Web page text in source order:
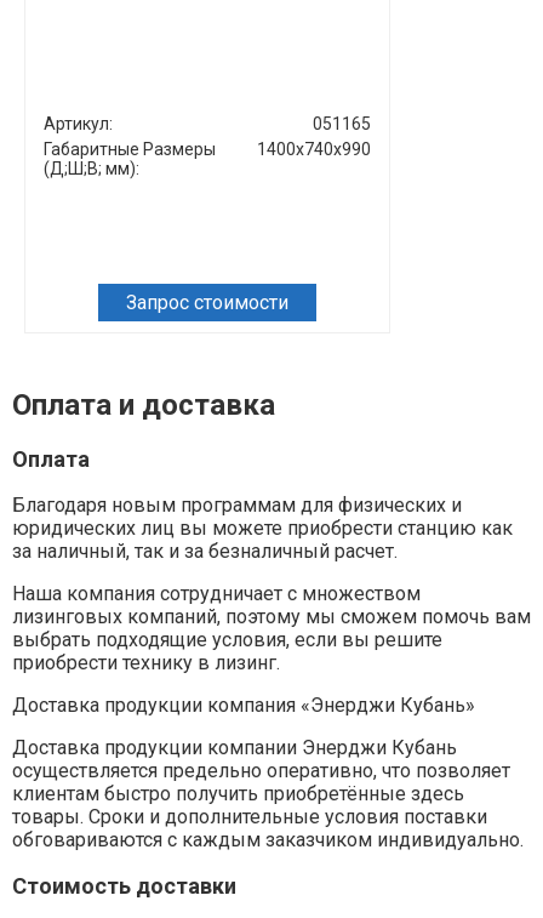
Артикул:
051165
Габаритные Размеры
(Д;Ш;В; мм):
1400x740x990
Запрос стоимости
Оплата и доставка
Оплата
Благодаря новым программам для физических и
юридических лиц вы можете приобрести станцию как
за наличный, так и за безналичный расчет.
Наша компания сотрудничает с множеством
лизинговых компаний, поэтому мы сможем помочь вам
выбрать подходящие условия, если вы решите
приобрести технику в лизинг.
Доставка продукции компания «Энерджи Кубань»
Доставка продукции компании Энерджи Кубань
осуществляется предельно оперативно, что позволяет
клиентам быстро получить приобретённые здесь
товары. Сроки и дополнительные условия поставки
обговариваются с каждым заказчиком индивидуально.
Стоимость доставки